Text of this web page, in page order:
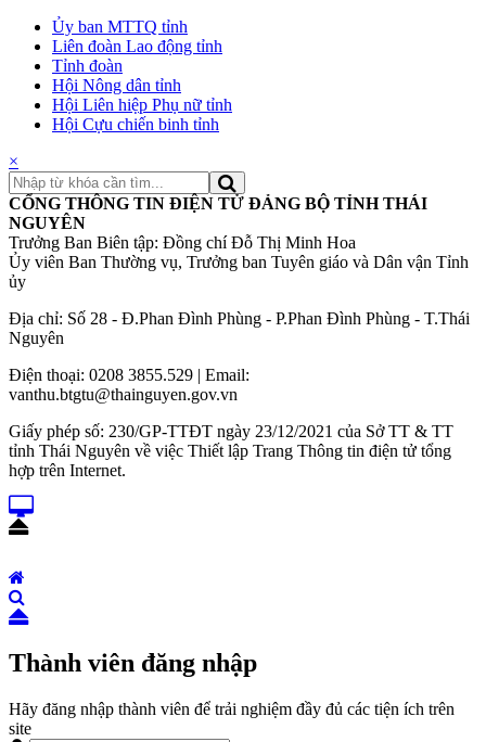
Ủy ban MTTQ tỉnh
Liên đoàn Lao động tỉnh
Tỉnh đoàn
Hội Nông dân tỉnh
Hội Liên hiệp Phụ nữ tỉnh
Hội Cựu chiến binh tỉnh
×
CỔNG THÔNG TIN ĐIỆN TỬ ĐẢNG BỘ TỈNH THÁI
NGUYÊN
Trưởng Ban Biên tập: Đồng chí Đỗ Thị Minh Hoa
Ủy viên Ban Thường vụ, Trưởng ban Tuyên giáo và Dân vận Tỉnh
ủy
Địa chỉ: Số 28 - Đ.Phan Đình Phùng - P.Phan Đình Phùng - T.Thái
Nguyên
Điện thoại: 0208 3855.529 | Email:
vanthu.btgtu@thainguyen.gov.vn
Giấy phép số: 230/GP-TTĐT ngày 23/12/2021 của Sở TT & TT
tỉnh Thái Nguyên về việc Thiết lập Trang Thông tin điện tử tổng
hợp trên Internet.
Thành viên đăng nhập
Hãy đăng nhập thành viên để trải nghiệm đầy đủ các tiện ích trên
site